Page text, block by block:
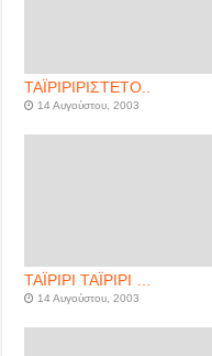
ΤΑΪΡΙΡΙΡΙΣΤΕΤΟ..
14 Αυγούστου, 2003
ΤΑΪΡΙΡΙ ΤΑΪΡΙΡΙ …
14 Αυγούστου, 2003